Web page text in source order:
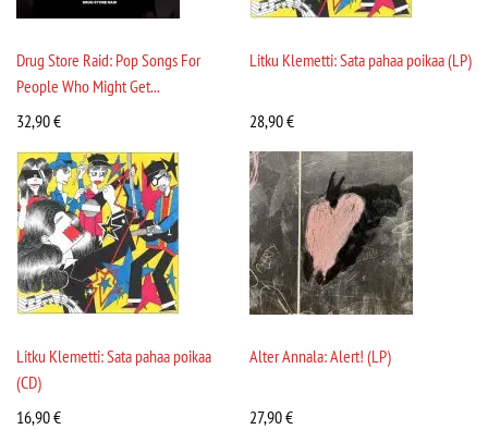
Drug Store Raid: Pop Songs For
People Who Might Get...
32,90€
Litku Klemetti: Sata pahaa poikaa (LP)
28,90€
Litku Klemetti: Sata pahaa poikaa
(CD)
16,90€
Alter Annala: Alert! (LP)
27,90€